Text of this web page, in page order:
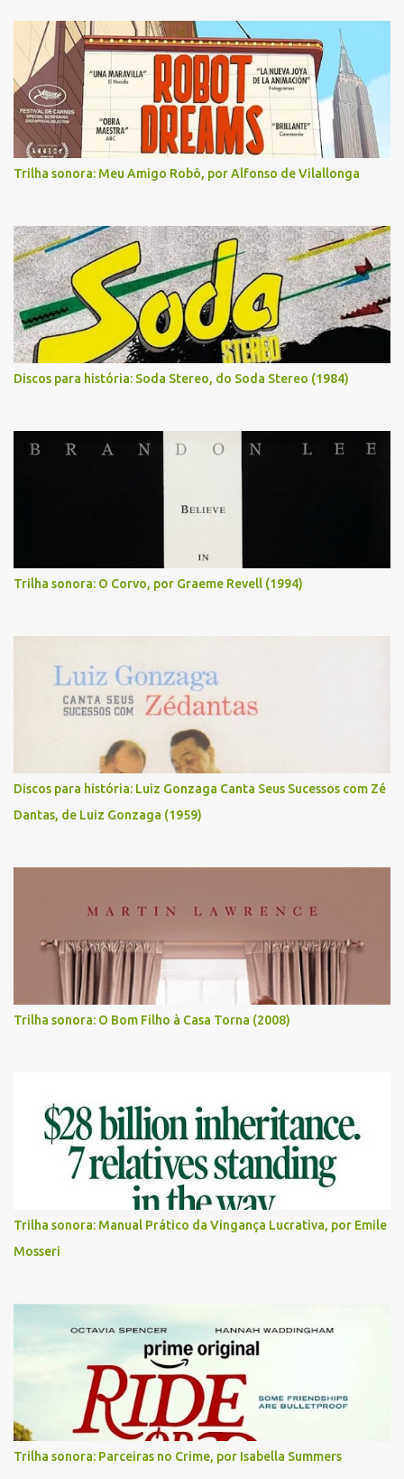
Trilha sonora: Meu Amigo Robô, por Alfonso de Vilallonga
Discos para história: Soda Stereo, do Soda Stereo (1984)
Trilha sonora: O Corvo, por Graeme Revell (1994)
Discos para história: Luiz Gonzaga Canta Seus Sucessos com Zé
Dantas, de Luiz Gonzaga (1959)
Trilha sonora: O Bom Filho à Casa Torna (2008)
Trilha sonora: Manual Prático da Vingança Lucrativa, por Emile
Mosseri
Trilha sonora: Parceiras no Crime, por Isabella Summers